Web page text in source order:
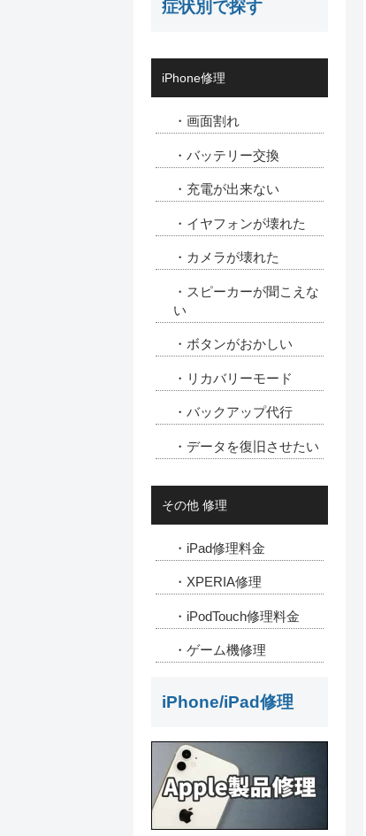
症状別で探す
iPhone修理
・画面割れ
・バッテリー交換
・充電が出来ない
・イヤフォンが壊れた
・カメラが壊れた
・スピーカーが聞こえな
い
・ボタンがおかしい
・リカバリーモード
・バックアップ代行
・データを復旧させたい
その他 修理
・iPad修理料金
・XPERIA修理
・iPodTouch修理料金
・ゲーム機修理
iPhone/iPad修理